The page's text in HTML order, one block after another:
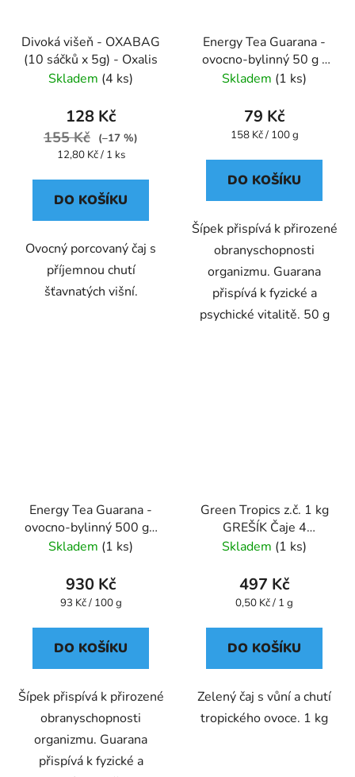
Divoká višeň - OXABAG
(10 sáčků x 5g) - Oxalis
Skladem (4 ks)
128 Kč
155 Kč
(–17 %)
Měrná
12,80 Kč / 1 ks
DO KOŠÍKU
Ovocný porcovaný čaj s
příjemnou chutí
šťavnatých višní.
Energy Tea Guarana -
ovocno-bylinný 50 g -
Oxalis
Skladem (1 ks)
79 Kč
Měrná
158 Kč / 100 g
DO KOŠÍKU
Šípek přispívá k přirozené
obranyschopnosti
organizmu. Guarana
přispívá k fyzické a
psychické vitalitě. 50 g
Energy Tea Guarana -
ovocno-bylinný 500 g -
Oxalis
Skladem (1 ks)
930 Kč
Měrná
93 Kč / 100 g
DO KOŠÍKU
Šípek přispívá k přirozené
obranyschopnosti
organizmu. Guarana
přispívá k fyzické a
Green Tropics z.č. 1 kg
GREŠÍK Čaje 4
světadílů
Skladem (1 ks)
497 Kč
Měrná
0,50 Kč / 1 g
DO KOŠÍKU
Zelený čaj s vůní a chutí
tropického ovoce. 1 kg